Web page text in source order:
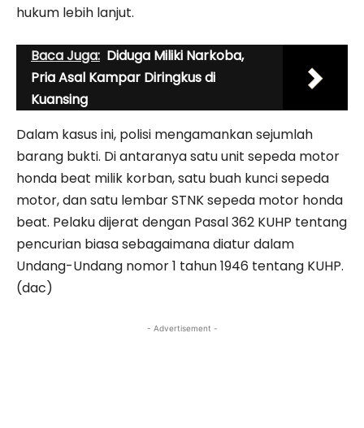
hukum lebih lanjut.
Baca Juga: Diduga Miliki Narkoba,
Pria Asal Kampar Diringkus di
Kuansing
Dalam kasus ini, polisi mengamankan sejumlah
barang bukti. Di antaranya satu unit sepeda motor
honda beat milik korban, satu buah kunci sepeda
motor, dan satu lembar STNK sepeda motor honda
beat. Pelaku dijerat dengan Pasal 362 KUHP tentang
pencurian biasa sebagaimana diatur dalam
Undang-Undang nomor 1 tahun 1946 tentang KUHP.
(dac)
- Advertisement -